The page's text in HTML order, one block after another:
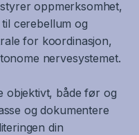
oppmerksomhet,
cerebellum og
for koordinasjon,
nervesystemet.
objektivt, både før og
og dokumentere
din